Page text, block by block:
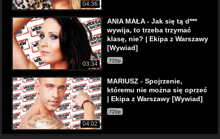
04:36
03:34
ANIA MAŁA - Jak się tą d***
wywija, to trzeba trzymać
klasę, nie? | Ekipa z Warszawy
[Wywiad]
720p
04:02
MARIUSZ - Spojrzenie,
któremu nie można się oprzeć
| Ekipa z Warszawy [Wywiad]
720p